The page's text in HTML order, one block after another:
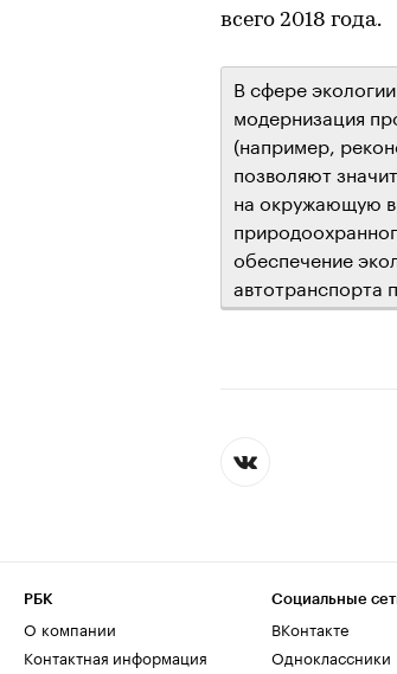
всего 2018 года.
В сфере
модернизация
(например,
позволяют
на окружающую
обеспечение
автотранспорта
РБК
О компании
Контактная информация
Социальные
ВКонтакте
Одноклассники